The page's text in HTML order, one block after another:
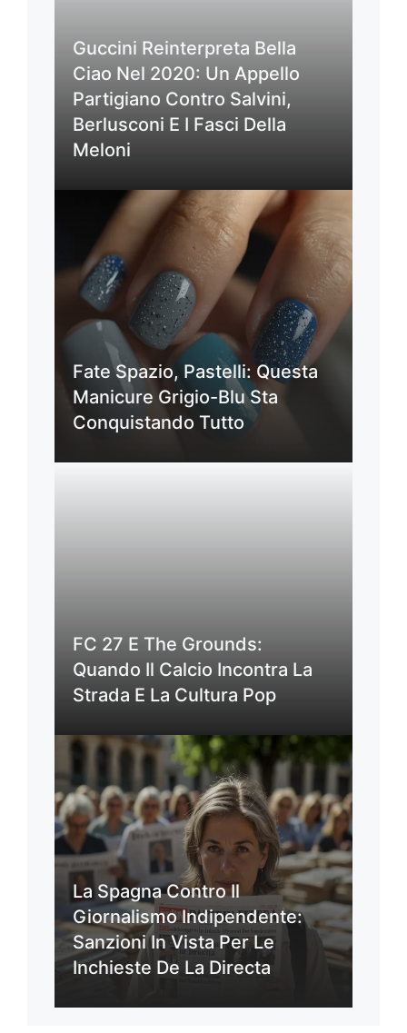
Guccini Reinterpreta Bella
Ciao Nel 2020: Un Appello
Partigiano Contro Salvini,
Berlusconi E I Fasci Della
Meloni
Fate Spazio, Pastelli: Questa
Manicure Grigio-Blu Sta
Conquistando Tutto
FC 27 E The Grounds:
Quando Il Calcio Incontra La
Strada E La Cultura Pop
La Spagna Contro Il
Giornalismo Indipendente:
Sanzioni In Vista Per Le
Inchieste De La Directa